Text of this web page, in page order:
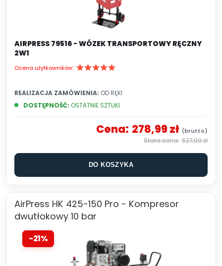
AIRPRESS 79516 - WÓZEK TRANSPORTOWY RĘCZNY
2W1
Ocena użytkowników:
DOSTĘPNOŚĆ: OSTATNIE SZTUKI
REALIZACJA ZAMÓWIENIA: OD RĘKI
Cena: 278,99 zł
527,00 zł
DO KOSZYKA
AirPress HK 425-150 Pro - Kompresor
dwutłokowy 10 bar
-21%